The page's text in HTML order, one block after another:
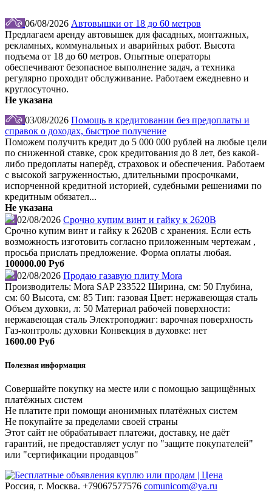
06/08/2026 Автовышки от 18 до 60 метров
Предлагаем аренду автовышек для фасадных, монтажных,
рекламных, коммунальных и аварийных работ. Высота
подъема от 18 до 60 метров. Опытные операторы
обеспечивают безопасное выполнение задач, а техника
регулярно проходит обслуживание. Работаем ежедневно и
круглосуточно.
Не указана
03/08/2026 Помощь в кредитовании без предоплаты и
справок о доходах, быстрое получение
Поможем получить кредит до 5 000 000 рублей на любые цели
по сниженной ставке, срок кредитования до 8 лет, без какой-
либо предоплаты наперёд, страховок и обеспечения. Работаем
с высокой загруженностью, длительными просрочками,
испорченной кредитной историей, судебными решениями по
кредитным обязател...
Не указана
02/08/2026 Срочно купим винт и гайку к 2620В
Срочно купим винт и гайку к 2620В с хранения. Если есть
возможность изготовить согласно приложенным чертежам ,
просьба прислать предложение. Форма оплаты любая.
100000.00 Руб
02/08/2026 Продаю газавую плиту Mora
Производитель: Mora SAP 233522 Ширина, см: 50 Глубина,
см: 60 Высота, см: 85 Тип: газовая Цвет: нержавеющая сталь
Объем духовки, л: 50 Материал рабочей поверхности:
нержавеющая сталь Электроподжиг: варочная поверхность
Газ-контроль: духовки Конвекция в духовке: нет
1600.00 Руб
Полезная информация
Совершайте покупку на месте или с помощью защищённых
платёжных систем
Не платите при помощи анонимных платёжных систем
Не покупайте за пределами своей страны
Этот сайт не обрабатывает платежи, доставку, не даёт
гарантий, не предоставляет услуг по "защите покупателей"
или "сертификации продавцов"
Россия, г. Москва. +79067577576 comunicom@ya.ru